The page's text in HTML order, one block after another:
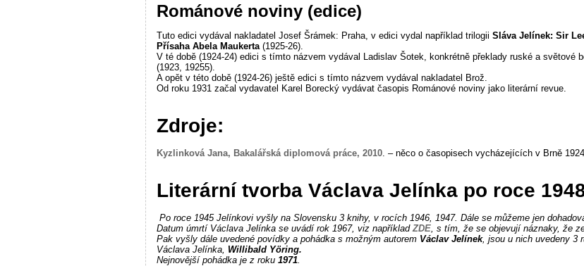
Románové noviny (edice)
Tuto edici vydával nakladatel Josef Šrámek: Praha, v edici vydal například trilogii Sláva Jelínek: Sir
Přísaha Abela Maukerta(1925-26).
V té době (1924-24) edici s tímto názvem vydával Ladislav Šotek, konkrétně překlady ruské a světové
(1923, 19255).
A opět v této době (1924-26) ještě edici s tímto názvem vydával nakladatel Brož.
Od roku 1931 začal vydavatel Karel Borecký vydávat časopis Románové noviny jako literární revue.
Zdroje:
Kyzlinková Jana, Bakalářská diplomová práce, 2010. – něco o časopisech vycházejících v Brně
Literární tvorba Václava Jelínka po roce
Po roce 1945 Jelínkovi vyšly na Slovensku 3 knihy, v rocích 1946, 1947. Dále se můžeme jen
Datum úmrtí Václava Jelínka se uvádí rok 1967, viz například ZDE, s tím, že se objevují náznaky, že
Pak vyšly dále uvedené povídky a pohádka s možným autorem Václav Jelínek, jsou u nich uvedeny 3
Václava Jelínka, Willibald Yöring.
Nejnovější pohádka je z roku 1971.